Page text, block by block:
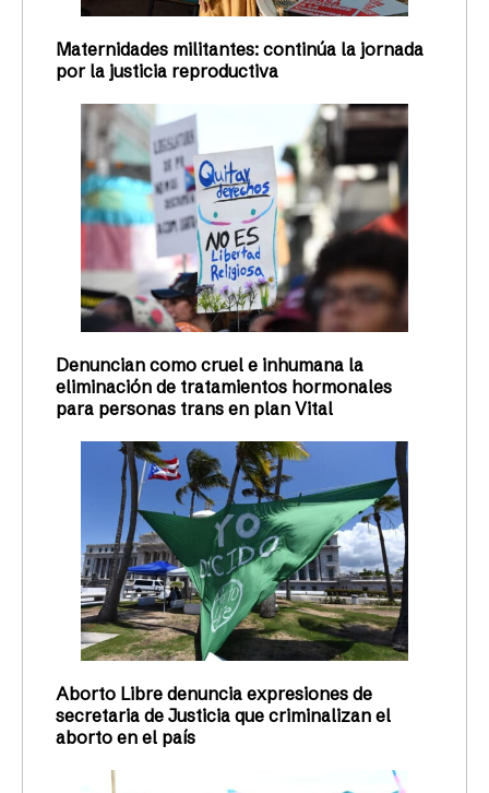
Maternidades militantes: continúa la jornada
por la justicia reproductiva
Denuncian como cruel e inhumana la
eliminación de tratamientos hormonales
para personas trans en plan Vital
Aborto Libre denuncia expresiones de
secretaria de Justicia que criminalizan el
aborto en el país